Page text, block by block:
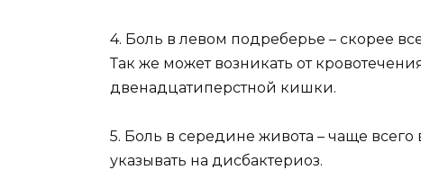
4. Боль в левом подреберье – скорее
Так же может возникать от
двенадцатиперстной кишки.
5. Боль в середине живота – чаще
указывать на дисбактериоз.